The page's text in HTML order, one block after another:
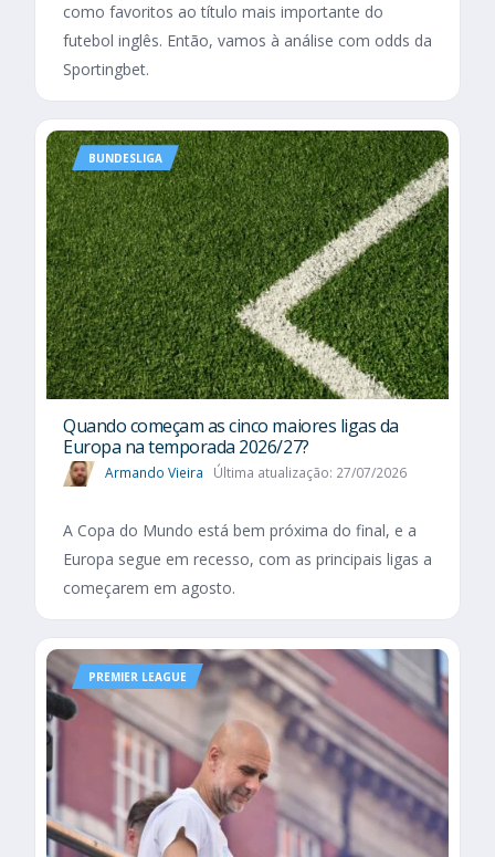
como favoritos ao título mais importante do
futebol inglês. Então, vamos à análise com odds da
Sportingbet.
BUNDESLIGA
Quando começam as cinco maiores ligas da
Europa na temporada 2026/27?
Armando Vieira Última atualização: 27/07/2026
A Copa do Mundo está bem próxima do final, e a
Europa segue em recesso, com as principais ligas a
começarem em agosto.
PREMIER LEAGUE